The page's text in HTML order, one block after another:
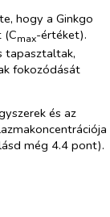
hogy a Ginkgo
(Cmax-értéket).
tapasztaltak,
fokozódását
és az
még 4.4 pont).